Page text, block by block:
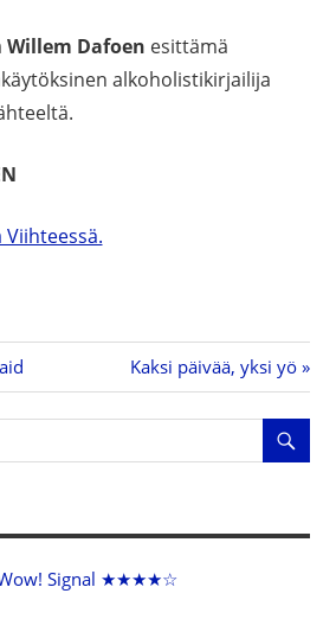
Willem Dafoen esittämä
alkoholistikirjailija
Viihteessä.
Next
Post:
Kaksi päivää, yksi yö
Wow! Signal ★★★★☆